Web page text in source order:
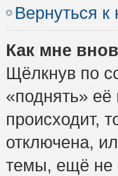
Вернуться к
Как мне
Щёлкнув по
«поднять»
происходит,
отключена,
темы, ещё не